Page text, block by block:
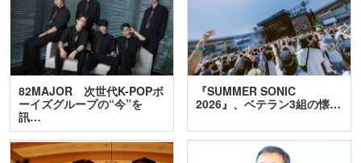
82MAJOR 次世代K-POPボ
ーイズグループの“今”を
訊…
『SUMMER SONIC
2026』、ベテラン3組の懐…